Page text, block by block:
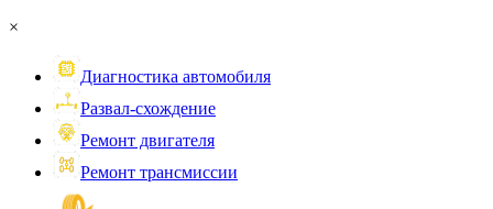
×
Диагностика автомобиля
Развал-схождение
Ремонт двигателя
Ремонт трансмиссии